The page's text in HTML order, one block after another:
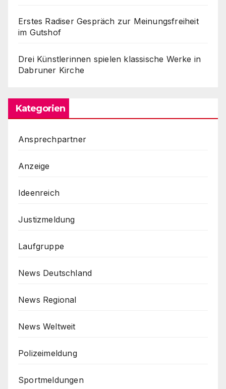
Erstes Radiser Gespräch zur Meinungsfreiheit
im Gutshof
Drei Künstlerinnen spielen klassische Werke in
Dabruner Kirche
Kategorien
Ansprechpartner
Anzeige
Ideenreich
Justizmeldung
Laufgruppe
News Deutschland
News Regional
News Weltweit
Polizeimeldung
Sportmeldungen